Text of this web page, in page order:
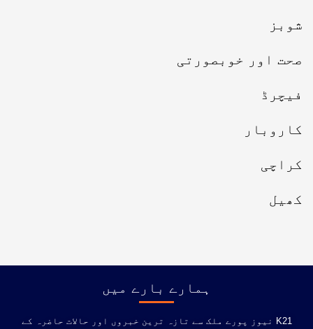
شوبز
صحت اور خوبصورتی
فیچرڈ
کاروبار
کراچی
کھیل
ہمارے بارے میں
K21 نیوز پورے ملک سے تازہ ترین خبروں اور حالات حاضرہ کے